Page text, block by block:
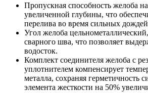
Пропускная способность желоба
увеличенной глубины, что
перелива во время сильных
Угол желоба
сварного шва, что позволяет
водосток.
Комплект соединителя желоба с
уплотнителем компенсирует
металла, сохраняя герметичность
элемента жесткости на 50%